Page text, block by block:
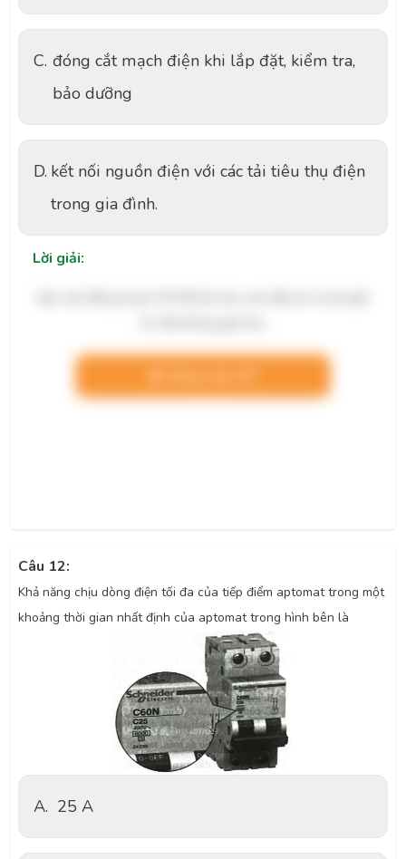
C. đóng cắt mạch điện khi lắp đặt, kiểm tra,
bảo dưỡng
D. kết nối nguồn điện với các tải tiêu thụ điện
trong gia đình.
Lời giải:
Câu 12:
Khả năng chịu dòng điện tối đa của tiếp điểm aptomat trong một
khoảng thời gian nhất định của aptomat trong hình bên là
A. 25 A